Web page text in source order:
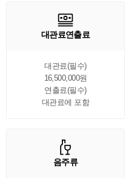
대관료연출료
대관료(필수)
16,500,000원
연출료(필수)
대관료에 포함
음주류